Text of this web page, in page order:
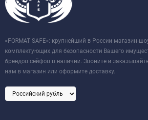
«FORMAT SAFE»: крупнейший в России магазин-
комплектующих для безопасности Вашего
брендов сейфов в наличии. Звоните и
нам в магазин или оформите доставку.